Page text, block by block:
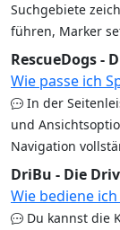
Suchgebiete
führen, Marker
RescueDogs -
Wie passe ich
In der
und
Navigation
DriBu - Die
Wie bediene
Du kannst die